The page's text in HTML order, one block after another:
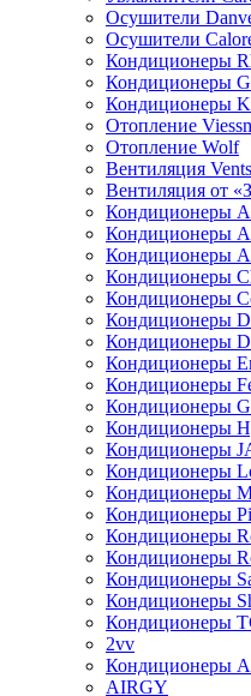
Осушители
Осушители
Кондиционеры
Кондиционеры
Кондиционеры
Отопление
Отопление Wolf
Вентиляция Vents
Вентиляция от
Кондиционеры
Кондиционеры
Кондиционеры
Кондиционеры
Кондиционеры
Кондиционеры
Кондиционеры
Кондиционеры
Кондиционеры
Кондиционеры
Кондиционеры
Кондиционеры
Кондиционеры
Кондиционеры
Кондиционеры
Кондиционеры
Кондиционеры
Кондиционеры
Кондиционеры
Кондиционеры
2vv
Кондиционеры
AIRGY